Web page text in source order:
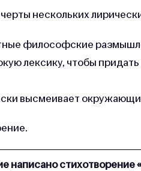
нескольких
философские
лексику, чтобы
высмеивает
написано стихотворение